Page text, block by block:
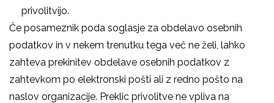
privolitvijo.
Če posameznik poda soglasje za obdelavo osebnih
podatkov in v nekem trenutku tega več ne želi, lahko
zahteva prekinitev obdelave osebnih podatkov z
zahtevkom po elektronski pošti ali z redno pošto na
naslov organizacije. Preklic privolitve ne vpliva na